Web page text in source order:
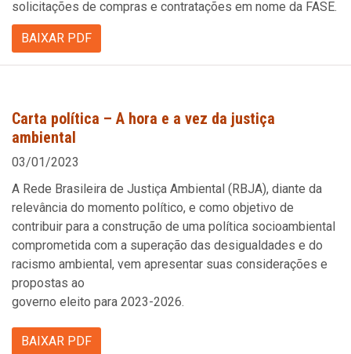
solicitações de compras e contratações em nome da FASE.
BAIXAR PDF
Carta política – A hora e a vez da justiça
ambiental
03/01/2023
A Rede Brasileira de Justiça Ambiental (RBJA), diante da
relevância do momento político, e como objetivo de
contribuir para a construção de uma política socioambiental
comprometida com a superação das desigualdades e do
racismo ambiental, vem apresentar suas considerações e
propostas ao
governo eleito para 2023-2026.
BAIXAR PDF